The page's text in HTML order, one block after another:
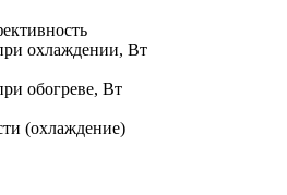
охлаждении, Вт
обогреве, Вт
(охлаждение)